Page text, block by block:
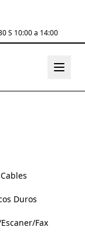
S 10:00 a 14:00
Cables
Duros
Fax